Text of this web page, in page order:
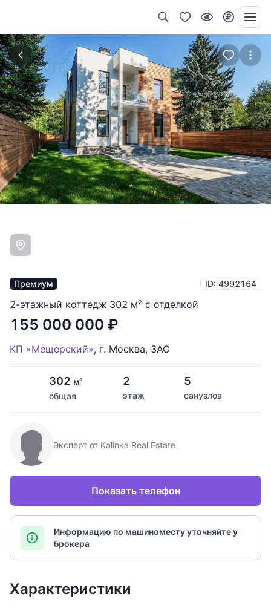
Премиум ID: 4992164
2-этажный коттедж 302 м² с отделкой
155 000 000 ₽
КП «Мещерский», г. Москва, ЗАО
302 м2
общая
2
этаж
5
санузлов
Эксперт от Kalinka Real Estate
Показать телефон
Информацию по машиноместу уточняйте у
брокера
Характеристики